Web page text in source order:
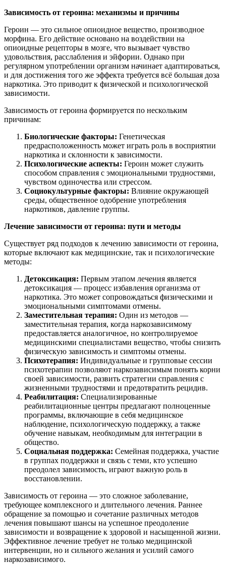
Зависимость от героина: механизмы и причины
Героин — это сильное опиоидное вещество, производное
морфина. Его действие основано на воздействии на
опиоидные рецепторы в мозге, что вызывает чувство
удовольствия, расслабления и эйфории. Однако при
регулярном употреблении организм начинает адаптироваться,
и для достижения того же эффекта требуется всё большая доза
наркотика. Это приводит к физической и психологической
зависимости.
Зависимость от героина формируется по нескольким
причинам:
Биологические факторы: Генетическая
предрасположенность может играть роль в восприятии
наркотика и склонности к зависимости.
Психологические аспекты: Героин может служить
способом справления с эмоциональными трудностями,
чувством одиночества или стрессом.
Социокультурные факторы: Влияние окружающей
среды, общественное одобрение употребления
наркотиков, давление группы.
Лечение зависимости от героина: пути и методы
Существует ряд подходов к лечению зависимости от героина,
которые включают как медицинские, так и психологические
методы:
Детоксикация: Первым этапом лечения является
детоксикация — процесс избавления организма от
наркотика. Это может сопровождаться физическими и
эмоциональными симптомами отмены.
Заместительная терапия: Один из методов —
заместительная терапия, когда наркозависимому
предоставляется аналогичное, но контролируемое
медицинскими специалистами вещество, чтобы снизить
физическую зависимость и симптомы отмены.
Психотерапия: Индивидуальные и групповые сессии
психотерапии позволяют наркозависимым понять корни
своей зависимости, развить стратегии справления с
жизненными трудностями и предотвратить рецидив.
Реабилитация: Специализированные
реабилитационные центры предлагают полноценные
программы, включающие в себя медицинское
наблюдение, психологическую поддержку, а также
обучение навыкам, необходимым для интеграции в
общество.
Социальная поддержка: Семейная поддержка, участие
в группах поддержки и связь с теми, кто успешно
преодолел зависимость, играют важную роль в
восстановлении.
Зависимость от героина — это сложное заболевание,
требующее комплексного и длительного лечения. Раннее
обращение за помощью и сочетание различных методов
лечения повышают шансы на успешное преодоление
зависимости и возвращение к здоровой и насыщенной жизни.
Эффективное лечение требует не только медицинской
интервенции, но и сильного желания и усилий самого
наркозависимого.